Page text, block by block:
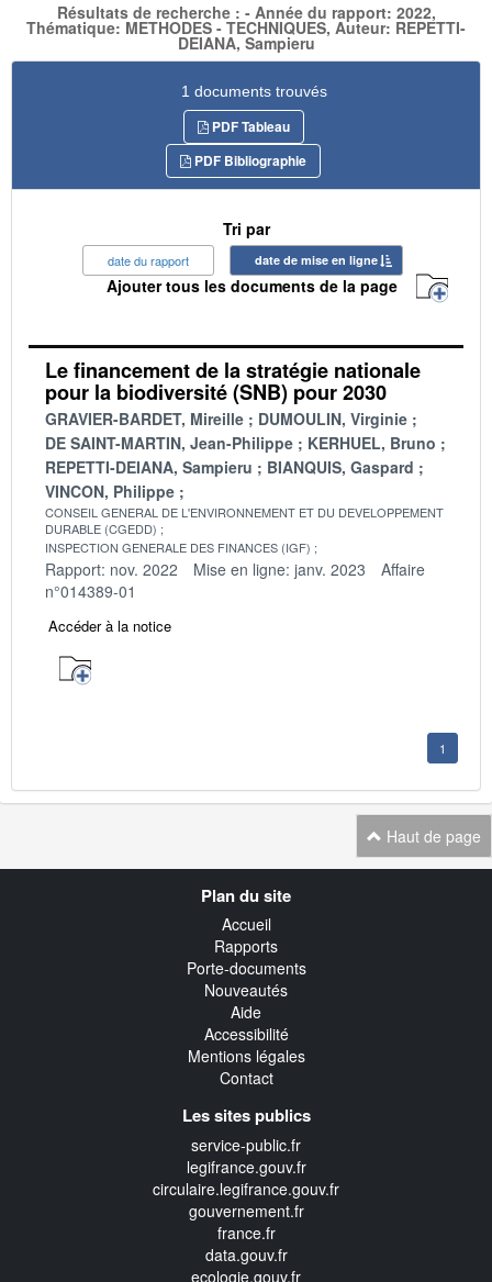
Résultats de recherche : - Année du rapport: 2022,
Thématique: METHODES - TECHNIQUES, Auteur: REPETTI-
DEIANA, Sampieru
1 documents trouvés
PDF Tableau
PDF Bibliographie
Tri par
date du rapport date de mise en ligne
Ajouter tous les documents de la page
Le financement de la stratégie nationale
pour la biodiversité (SNB) pour 2030
GRAVIER-BARDET, Mireille
DUMOULIN, Virginie
DE SAINT-MARTIN, Jean-Philippe
KERHUEL, Bruno
REPETTI-DEIANA, Sampieru
BIANQUIS, Gaspard
VINCON, Philippe
CONSEIL GENERAL DE L'ENVIRONNEMENT ET DU DEVELOPPEMENT
DURABLE (CGEDD)
INSPECTION GENERALE DES FINANCES (IGF)
Rapport: nov. 2022 Mise en ligne: janv. 2023
Affaire
n°014389-01
Accéder à la notice
1
Haut de page
Plan du site
Accueil
Rapports
Porte-documents
Nouveautés
Aide
Accessibilité
Mentions légales
Contact
Les sites publics
service-public.fr
legifrance.gouv.fr
circulaire.legifrance.gouv.fr
gouvernement.fr
france.fr
data.gouv.fr
ecologie.gouv.fr